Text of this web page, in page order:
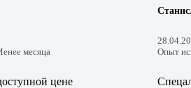
месяца
цене
Опыт